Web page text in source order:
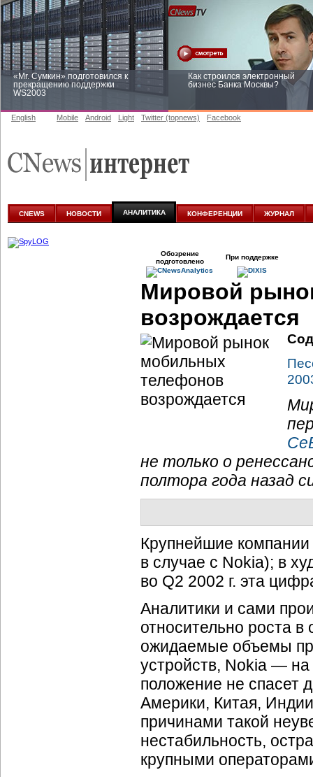
«Mr. Сумкин» подготовился к
прекращению поддержки
WS2003
Как строился электронный
бизнес Банка Москвы?
аналитике
English Mobile Android Light Twitter (topnews) Facebook
CNEWS НОВОСТИ АНАЛИТИКА КОНФЕРЕНЦИИ ЖУРНАЛ
Обозрение
подготовлено
При поддержке
Мировой
возрождается
не только о
полтора года назад
Крупнейшие
в случае с Nokia); в
во Q2 2002 г. эта
Аналитики и сами
относительно роста в
ожидаемые объемы
устройств, Nokia —
положение не спасет
Америки, Китая,
причинами такой
нестабильность,
крупными